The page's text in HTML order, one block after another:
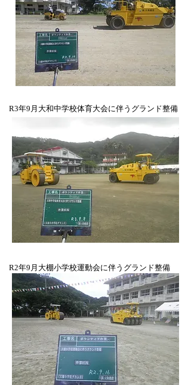
​R3年9月大和中学校体育大会に伴うグランド整備
​R2年9月大棚小学校運動会に伴うグランド整備